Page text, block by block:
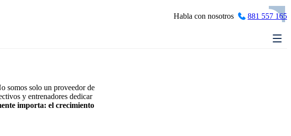
Habla con nosotros 881 557 165
somos solo un proveedor de
y entrenadores dedicar
importa: el crecimiento